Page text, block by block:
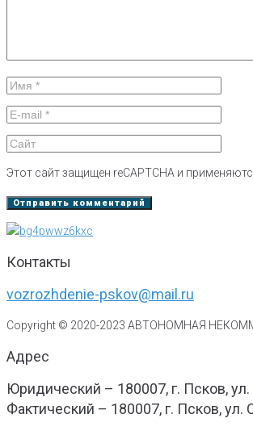
Этот сайт защищен reCAPTCHA и
Контакты
vozrozhdenie-pskov@mail.ru
Copyright © 2020-2023 АВТОНОМНАЯ
Адрес
Юридический – 180007, г. Псков,
Фактический – 180007, г. Псков, ул.